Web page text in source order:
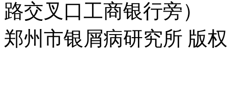
路交叉口工商银行旁）
郑州市银屑病研究所 版